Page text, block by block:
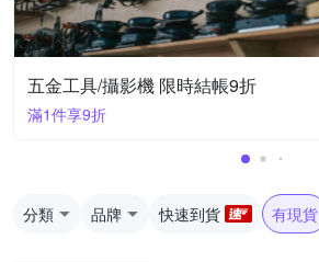
五金工具/攝影機 限時結帳9折
滿1件享9折
分類 品牌 快速到貨 有現貨